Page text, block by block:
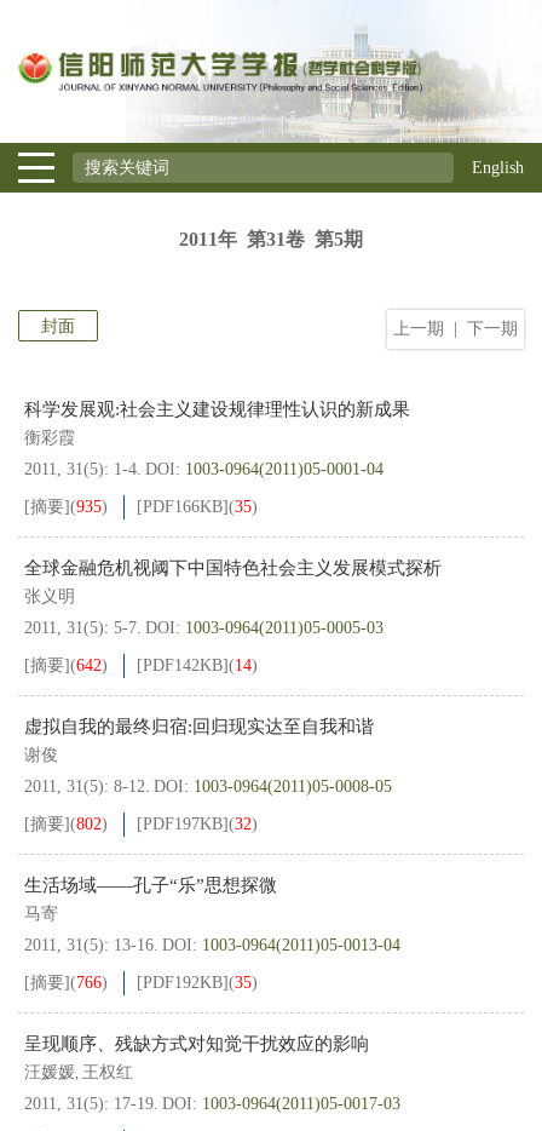
English
2011年 第31卷 第5期
上一期 下一期
封面
科学发展观:社会主义建设规律理性认识的新成果
衡彩霞
2011, 31(5): 1-4. DOI: 1003-0964(2011)05-0001-04
[摘要](935) [PDF166KB](35)
全球金融危机视阈下中国特色社会主义发展模式探析
张义明
2011, 31(5): 5-7. DOI: 1003-0964(2011)05-0005-03
[摘要](642) [PDF142KB](14)
虚拟自我的最终归宿:回归现实达至自我和谐
谢俊
2011, 31(5): 8-12. DOI: 1003-0964(2011)05-0008-05
[摘要](802) [PDF197KB](32)
生活场域——孔子“乐”思想探微
马寄
2011, 31(5): 13-16. DOI: 1003-0964(2011)05-0013-04
[摘要](766) [PDF192KB](35)
呈现顺序、残缺方式对知觉干扰效应的影响
汪媛媛, 王权红
2011, 31(5): 17-19. DOI: 1003-0964(2011)05-0017-03